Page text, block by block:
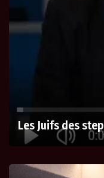
Les Juifs des